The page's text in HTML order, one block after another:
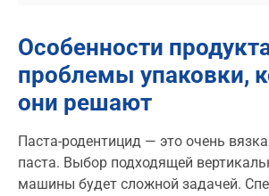
Особенности
проблемы упаковки,
они решают
Паста-родентицид — это очень
паста. Выбор подходящей
машины будет сложной задачей.